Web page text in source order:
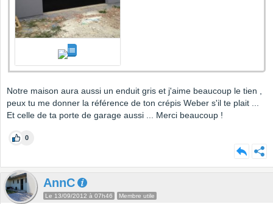
Notre maison aura aussi un enduit gris et j'aime beaucoup le tien ,
peux tu me donner la référence de ton crépis Weber s'il te plait ...
Et celle de ta porte de garage aussi ... Merci beaucoup !
0
AnnC
Le 13/09/2012 à 07h46 Membre utile